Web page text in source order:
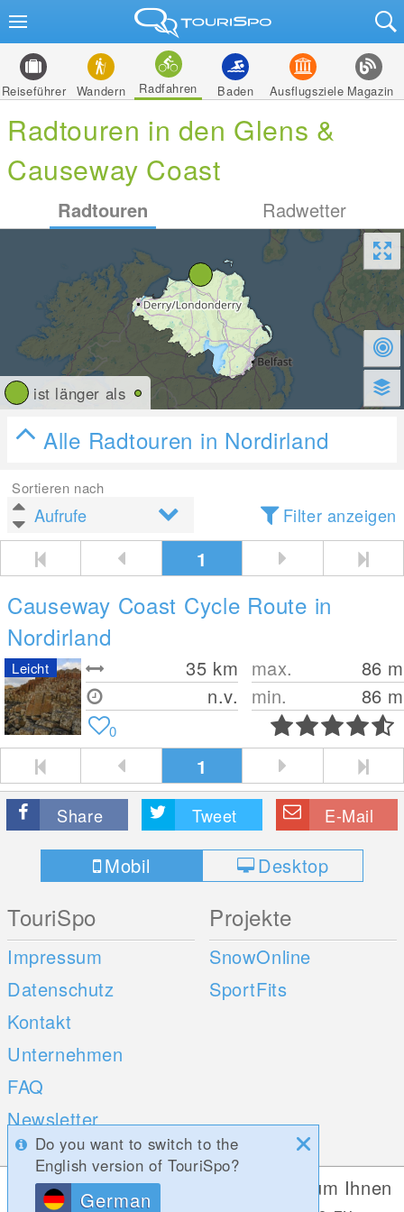
Reiseführer Wandern Radfahren Baden Ausflugsziele Magazin
Radtouren in den Glens &
Causeway Coast
Radtouren Radwetter
ist länger als
Alle Radtouren in Nordirland
Sortieren nach
Filter anzeigen
1
Causeway Coast Cycle Route in
Nordirland
35 km
n.v.
max. 86 m
min.
86 m
Leicht
0
1
Share Tweet E-Mail
Mobil Desktop
TouriSpo
Impressum
Datenschutz
Kontakt
Unternehmen
FAQ
Newsletter
Umfragen
Projekte
SnowOnline
SportFits
Mobile Apps Social Web
Do you want to switch to the
English version of TouriSpo?
German
Diese Website verwendet Cookies, um Ihnen